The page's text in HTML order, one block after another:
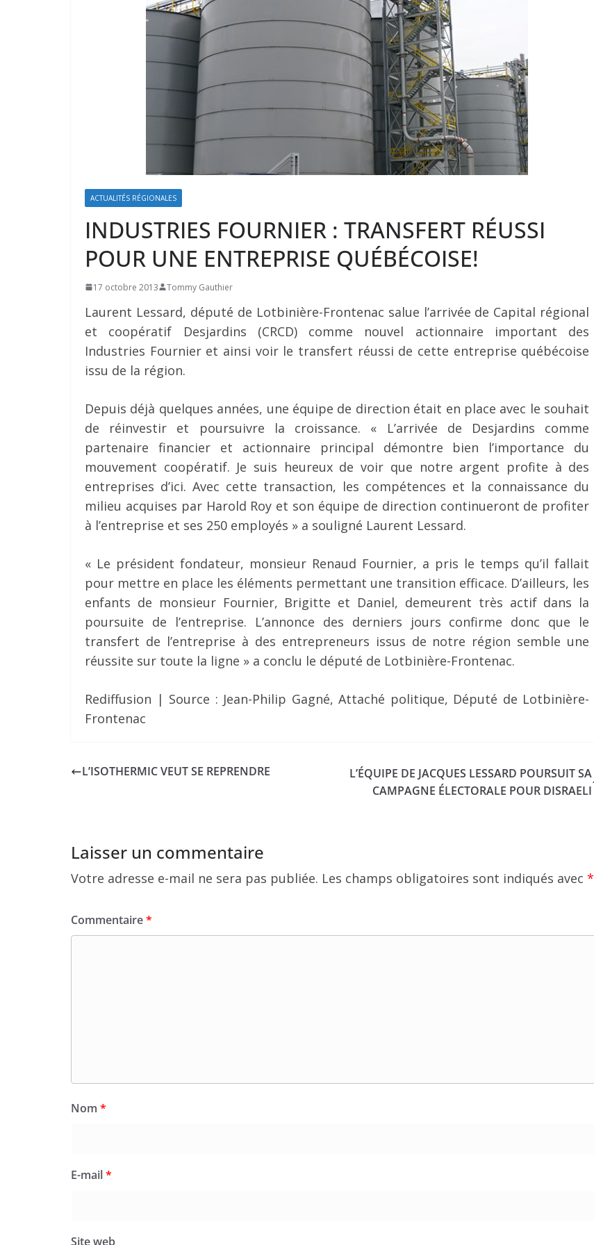
ACTUALITÉS RÉGIONALES
INDUSTRIES FOURNIER : TRANSFERT RÉUSSI
POUR UNE ENTREPRISE QUÉBÉCOISE!
17 octobre 2013 Tommy Gauthier
Laurent Lessard, député de Lotbinière-Frontenac salue l’arrivée de Capital régional
et coopératif Desjardins (CRCD) comme nouvel actionnaire important des
Industries Fournier et ainsi voir le transfert réussi de cette entreprise québécoise
issu de la région.
Depuis déjà quelques années, une équipe de direction était en place avec le souhait
de réinvestir et poursuivre la croissance. « L’arrivée de Desjardins comme
partenaire financier et actionnaire principal démontre bien l’importance du
mouvement coopératif. Je suis heureux de voir que notre argent profite à des
entreprises d’ici. Avec cette transaction, les compétences et la connaissance du
milieu acquises par Harold Roy et son équipe de direction continueront de profiter
à l’entreprise et ses 250 employés » a souligné Laurent Lessard.
« Le président fondateur, monsieur Renaud Fournier, a pris le temps qu’il fallait
pour mettre en place les éléments permettant une transition efficace. D’ailleurs, les
enfants de monsieur Fournier, Brigitte et Daniel, demeurent très actif dans la
poursuite de l’entreprise. L’annonce des derniers jours confirme donc que le
transfert de l’entreprise à des entrepreneurs issus de notre région semble une
réussite sur toute la ligne » a conclu le député de Lotbinière-Frontenac.
Rediffusion | Source : Jean-Philip Gagné, Attaché politique, Député de Lotbinière-
Frontenac
L’ISOTHERMIC VEUT SE REPRENDRE
L’ÉQUIPE DE JACQUES LESSARD POURSUIT SA
CAMPAGNE ÉLECTORALE POUR DISRAELI
Laisser un commentaire
Votre adresse e-mail ne sera pas publiée. Les champs obligatoires sont indiqués avec *
Commentaire*
Nom *
E-mail*
Site web